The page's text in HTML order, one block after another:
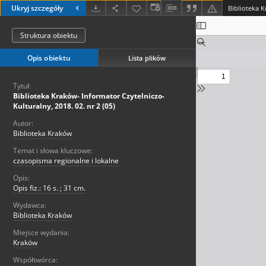
Ukryj szczegóły
Struktura obiektu
Opis obiektu Lista plików
Tytuł:
Biblioteka Kraków- Informator Czytelniczo-
Kulturalny, 2018. 02. nr 2 (05)
Autor:
Biblioteka Kraków
Temat i słowa kluczowe:
czasopisma regionalne i lokalne
Opis:
Opis fiz.: 16 s. ; 31 cm.
Wydawca:
Biblioteka Kraków
Miejsce wydania:
Kraków
Współtwórca: